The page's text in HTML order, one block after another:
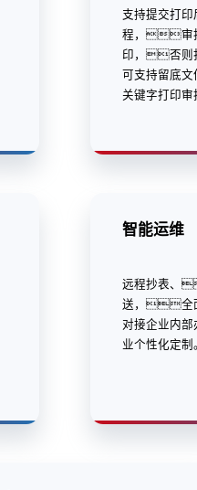
支持提交打
程，审
印，否则
可支持留底
关键字打印
智能运维
远程抄表、
送，全
对接企业内
业个性化定